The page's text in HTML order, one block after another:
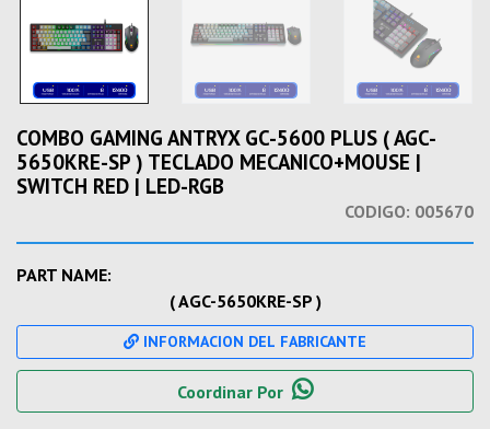
COMBO GAMING ANTRYX GC-5600 PLUS ( AGC-
5650KRE-SP ) TECLADO MECANICO+MOUSE |
SWITCH RED | LED-RGB
CODIGO: 005670
PART NAME:
( AGC-5650KRE-SP )
INFORMACION DEL FABRICANTE
Coordinar Por